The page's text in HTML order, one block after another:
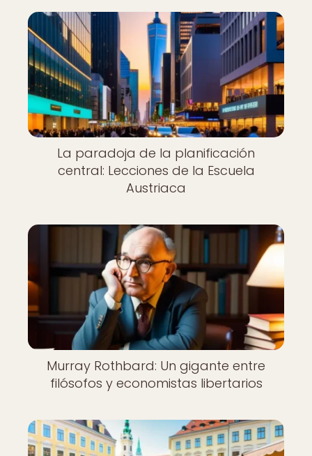
La paradoja de la planificación
central: Lecciones de la Escuela
Austriaca
Murray Rothbard: Un gigante entre
filósofos y economistas libertarios